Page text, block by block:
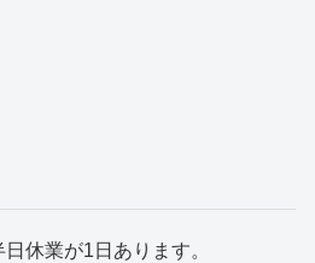
休業が1日あります。